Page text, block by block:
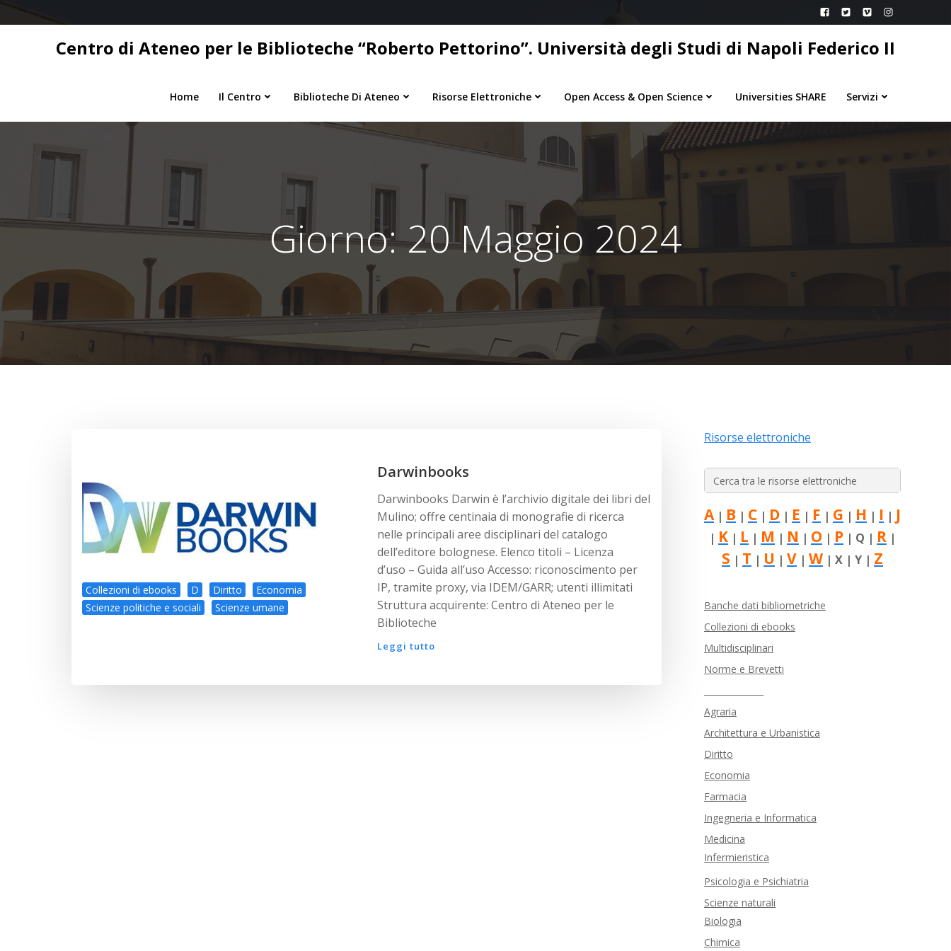
al
Centro di Ateneo per le Biblioteche “Roberto Pettorino”. Università degli Studi di Napoli Federico II
Home Il Centro Biblioteche Di Ateneo Risorse Elettroniche Open Access & Open Science Universities SHARE Servizi
Giorno:20 Maggio 2024
Collezioni di ebooks D Diritto
Economia
Scienze politiche e sociali
Scienze umane
Darwinbooks
Darwinbooks Darwin è l’archivio digitale dei libri del
Mulino; offre centinaia di monografie di ricerca
nelle principali aree disciplinari del catalogo
dell’editore bolognese. Elenco titoli – Licenza
d’uso – Guida all’uso Accesso: riconoscimento per
IP, tramite proxy, via IDEM/GARR; utenti illimitati
Struttura acquirente: Centro di Ateneo per le
Biblioteche
Leggi tutto
Risorse elettroniche
Search
for:
A| B | C | D | E | F | G | H | I | J
| K | L | M | N | O | P | Q | R |
S | T | U | V | W | X | Y | Z
Banche dati bibliometriche
Collezioni di ebooks
Multidisciplinari
Norme e Brevetti
Agraria
Architettura e Urbanistica
Diritto
Economia
Farmacia
Ingegneria e Informatica
Medicina
Infermieristica
Psicologia e Psichiatria
Scienze naturali
Biologia
Chimica